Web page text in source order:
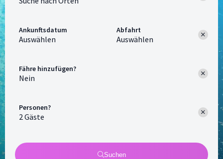
Ankunftsdatum
Auswählen
Abfahrt
Auswählen
Personen?
Fähre hinzufügen?
Nein
Suchen